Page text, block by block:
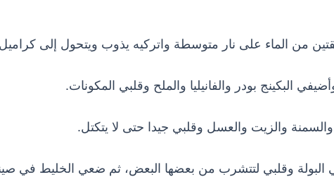
البكينج بودر والفانيليا والملح وقلبي المكونات.
والزيت والعسل وقلبي جيدا حتى لا يتكتل.
البولة وقلبي لتتشرب من بعضها البعض، ثم ضعي الخليط في